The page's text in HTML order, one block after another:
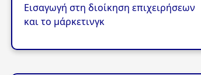
Εισαγωγή στη διοίκηση επιχειρήσεων
και το μάρκετινγκ